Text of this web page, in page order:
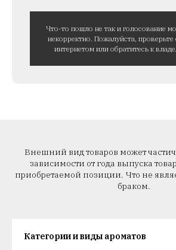
Что-то пошло не так и голосование
некорректно. Пожалуйста, проверьте
интернетом или обратитесь к
Внешний вид товаров может
зависимости от года выпуска
приобретаемой позиции. Что не
браком.
Категории и виды ароматов